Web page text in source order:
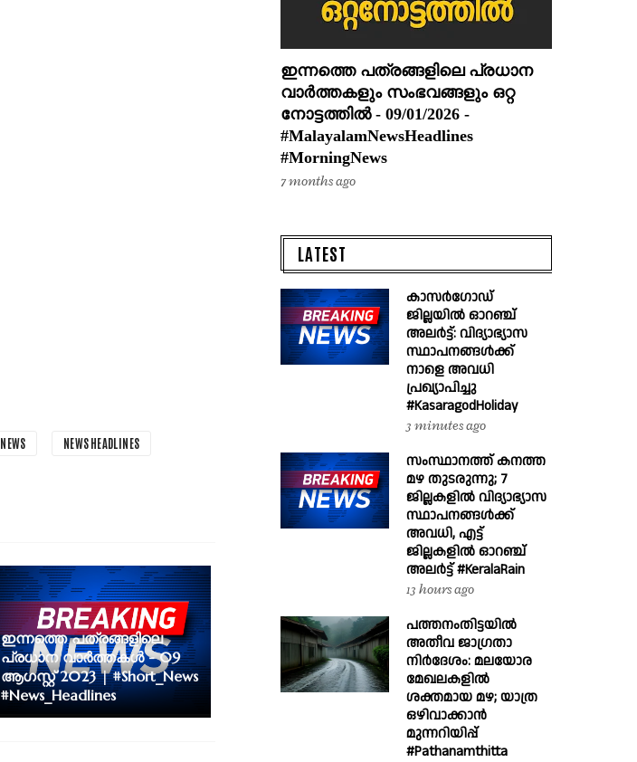
NEWS NEWS HEADLINES
ഇന്നത്തെ പത്രങ്ങളിലെ
പ്രധാന വാർത്തകൾ - 09
ആഗസ്റ്റ് 2023 | #Short_News
#News_Headlines
ഇന്നത്തെ പത്രങ്ങളിലെ പ്രധാന
വാർത്തകളും സംഭവങ്ങളും ഒറ്റ
നോട്ടത്തിൽ - 09/01/2026 -
#MalayalamNewsHeadlines
#MorningNews
7 months ago
LATEST
കാസർഗോഡ്
ജില്ലയിൽ ഓറഞ്ച്
അലർട്ട്: വിദ്യാഭ്യാസ
സ്ഥാപനങ്ങൾക്ക്
നാളെ അവധി
പ്രഖ്യാപിച്ചു
#KasaragodHoliday
3 minutes ago
സംസ്ഥാനത്ത് കനത്ത
മഴ തുടരുന്നു; 7
ജില്ലകളിൽ വിദ്യാഭ്യാസ
സ്ഥാപനങ്ങൾക്ക്
അവധി, എട്ട്
ജില്ലകളിൽ ഓറഞ്ച്
അലർട്ട് #KeralaRain
13 hours ago
പത്തനംതിട്ടയിൽ
അതീവ ജാഗ്രതാ
നിർദേശം: മലയോര
മേഖലകളിൽ
ശക്തമായ മഴ; യാത്ര
ഒഴിവാക്കാൻ
മുന്നറിയിപ്പ്
#Pathanamthitta